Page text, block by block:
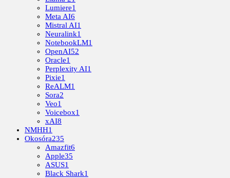
Lumiere1
Meta AI6
Mistral AI1
Neuralink1
NotebookLM1
OpenAI52
Oracle1
Perplexity AI1
Pixie1
ReALM1
Sora2
Veo1
Voicebox1
xAI8
NMHH1
Okosóra235
Amazfit6
Apple35
ASUS1
Black Shark1